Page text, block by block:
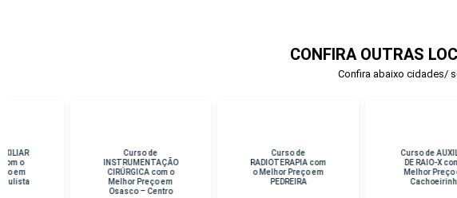
CONFIRA OUTRAS
Confira abaixo cidades/
INSTRUMENTAÇÃO
CIRÚRGICA com o
Melhor Preço em
Osasco – Centro
RADIOTERAPIA com
o Melhor Preço em
Curso de AUXILIAR
DE RAIO-X com o
Melhor Preço em